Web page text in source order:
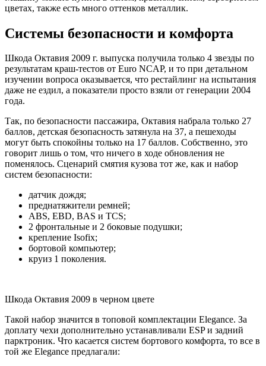
цветах, также есть много оттенков металлик.
Системы безопасности и комфорта
Шкода Октавия 2009 г. выпуска получила только 4 звезды по
результатам краш-тестов от Euro NCAP, и то при детальном
изучении вопроса оказывается, что рестайлинг на испытания
даже не ездил, а показатели просто взяли от генерации 2004
года.
Так, по безопасности пассажира, Октавия набрала только 27
баллов, детская безопасность затянула на 37, а пешеходы
могут быть спокойны только на 17 баллов. Собственно, это
говорит лишь о том, что ничего в ходе обновления не
поменялось. Сценарий смятия кузова тот же, как и набор
систем безопасности:
датчик дождя;
преднатяжители ремней;
ABS, EBD, BAS и TCS;
2 фронтальные и 2 боковые подушки;
крепление Isofix;
бортовой компьютер;
круиз 1 поколения.
Шкода Октавия 2009 в черном цвете
Такой набор значится в топовой комплектации Elegance. За
доплату чехи дополнительно устанавливали ESP и задний
парктроник. Что касается систем бортового комфорта, то все в
той же Elegance предлагали: